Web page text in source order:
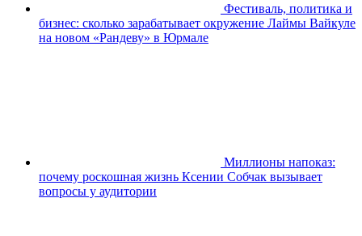
Фестиваль, политика и
бизнес: сколько зарабатывает окружение Лаймы Вайкуле
на новом «Рандеву» в Юрмале
Миллионы напоказ:
почему роскошная жизнь Ксении Собчак вызывает
вопросы у аудитории